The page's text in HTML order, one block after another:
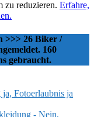
zu reduzieren. Erfahre,
>>> 26 Biker /
160
gebraucht.
Fotoerlaubnis ja
- Nein,